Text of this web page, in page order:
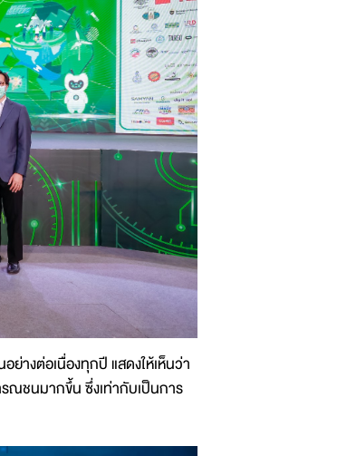
ย่างต่อเนื่องทุกปี แสดงให้เห็นว่า
รณชนมากขึ้น ซึ่งเท่ากับเป็นการ